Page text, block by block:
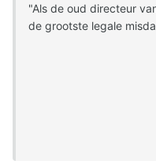
"Als de oud directeur
de grootste legale